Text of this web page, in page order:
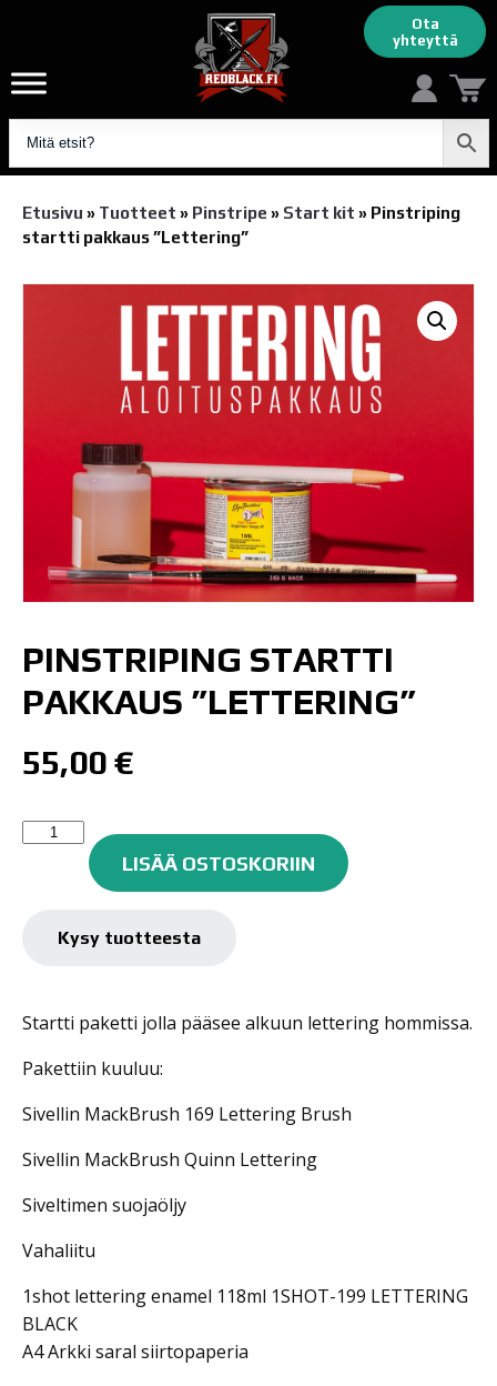
Ota
yhteyttä
Etusivu » Tuotteet » Pinstripe » Start kit » Pinstriping
startti pakkaus ”Lettering”
PINSTRIPING STARTTI
PAKKAUS ”LETTERING”
55,00 €
Pinstriping
pakkaus
määrä
LISÄÄ OSTOSKORIIN
Kysy tuotteesta
Startti paketti jolla pääsee alkuun lettering hommissa.
Pakettiin kuuluu:
Sivellin MackBrush 169 Lettering Brush
Sivellin MackBrush Quinn Lettering
Siveltimen suojaöljy
Vahaliitu
1shot lettering enamel 118ml 1SHOT-199 LETTERING
BLACK
A4 Arkki saral siirtopaperia